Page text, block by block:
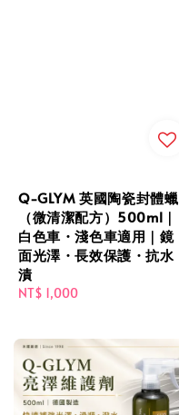
Q-GLYM 英國陶瓷封體蠟
（微清潔配方）500ml｜
白色車・淺色車適用｜鏡
面光澤・長效保護・抗水
漬
Regular
NT$ 1,000